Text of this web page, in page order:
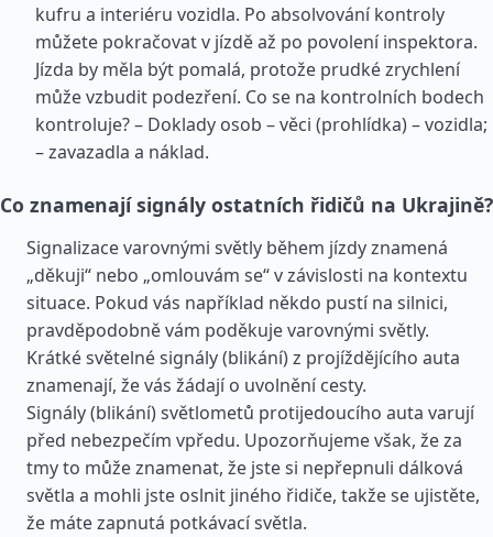
kufru a interiéru vozidla. Po absolvování kontroly
můžete pokračovat v jízdě až po povolení inspektora.
Jízda by měla být pomalá, protože prudké zrychlení
může vzbudit podezření. Co se na kontrolních bodech
kontroluje? – Doklady osob – věci (prohlídka) – vozidla;
– zavazadla a náklad.
Co znamenají signály ostatních řidičů na Ukrajině?
Signalizace varovnými světly během jízdy znamená
„děkuji“ nebo „omlouvám se“ v závislosti na kontextu
situace. Pokud vás například někdo pustí na silnici,
pravděpodobně vám poděkuje varovnými světly.
Krátké světelné signály (blikání) z projíždějícího auta
znamenají, že vás žádají o uvolnění cesty.
Signály (blikání) světlometů protijedoucího auta varují
před nebezpečím vpředu. Upozorňujeme však, že za
tmy to může znamenat, že jste si nepřepnuli dálková
světla a mohli jste oslnit jiného řidiče, takže se ujistěte,
že máte zapnutá potkávací světla.